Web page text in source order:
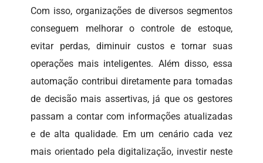
Com isso, organizações de diversos segmentos
conseguem melhorar o controle de estoque,
evitar perdas, diminuir custos e tornar suas
operações mais inteligentes. Além disso, essa
automação contribui diretamente para tomadas
de decisão mais assertivas, já que os gestores
passam a contar com informações atualizadas
e de alta qualidade. Em um cenário cada vez
mais orientado pela digitalização, investir neste